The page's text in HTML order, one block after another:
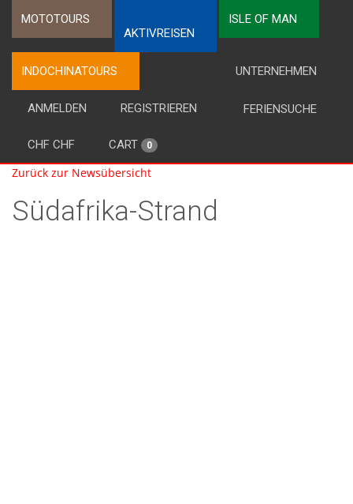
MOTOTOURS
AKTIVREISEN
ISLE OF MAN
INDOCHINATOURS UNTERNEHMEN
FERIENSUCHE
ANMELDEN REGISTRIEREN
CHF CHF CART 0
Zurück zur Newsübersicht
Südafrika-Strand